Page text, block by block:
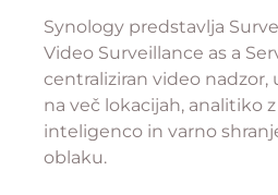
Synology predstavlja
Video Surveillance as a
centraliziran video nadzor,
na več lokacijah, analitiko
inteligenco in varno
oblaku.